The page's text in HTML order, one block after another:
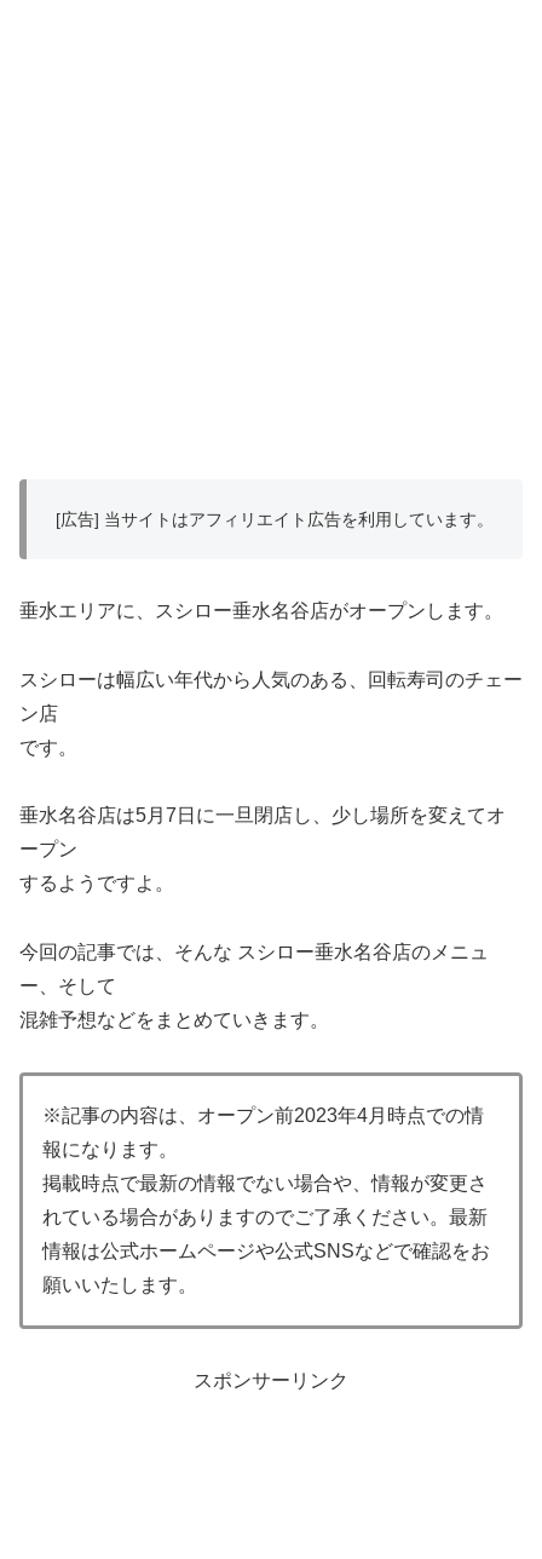
[広告] 当サイトはアフィリエイト広告を利用しています。
垂水エリアに、スシロー垂水名谷店がオープンします。
スシローは幅広い年代から人気のある、回転寿司のチェー
ン店
です。
垂水名谷店は5月7日に一旦閉店し、少し場所を変えてオ
ープン
するようですよ。
今回の記事では、そんな スシロー垂水名谷店のメニュ
ー、そして
混雑予想などをまとめていきます。
※記事の内容は、オープン前2023年4月時点での情
報になります。
掲載時点で最新の情報でない場合や、情報が変更さ
れている場合がありますのでご了承ください。最新
情報は公式ホームページや公式SNSなどで確認をお
願いいたします。
スポンサーリンク